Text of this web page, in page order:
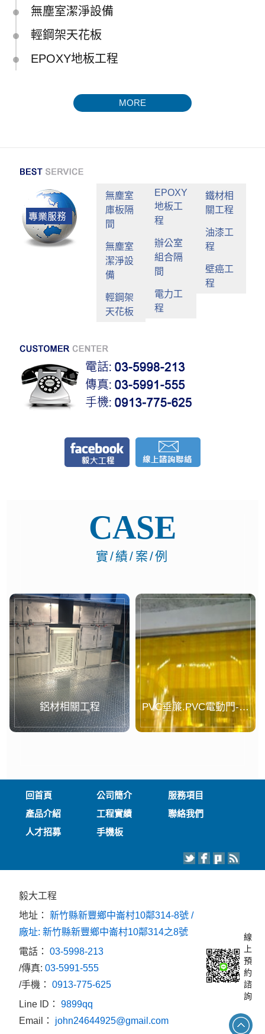
無塵室潔淨設備
輕鋼架天花板
EPOXY地板工程
MORE
無塵室
庫板隔
間
無塵室
潔淨設
備
輕鋼架
天花板
EPOXY
地板工
程
辦公室
組合隔
間
電力工
程
鐵材相
關工程
油漆工
程
壁癌工
程
CASE
實/績/案/例
鋁材相關工程
PVC垂簾.PVC電動門-案
例...
回首頁 公司簡介
服務項目
產品介紹
工程實績
聯絡我們
人才招募
手機板
毅大工程
地址：新竹縣新豐鄉中崙村10鄰314-8號 /
廠址: 新竹縣新豐鄉中崙村10鄰314之8號
電話：03-5998-213
/傳真:03-5991-555
/手機：0913-775-625
Line ID：9899qq
Email： john24644925@gmail.com
線
上
預
約
諮
詢